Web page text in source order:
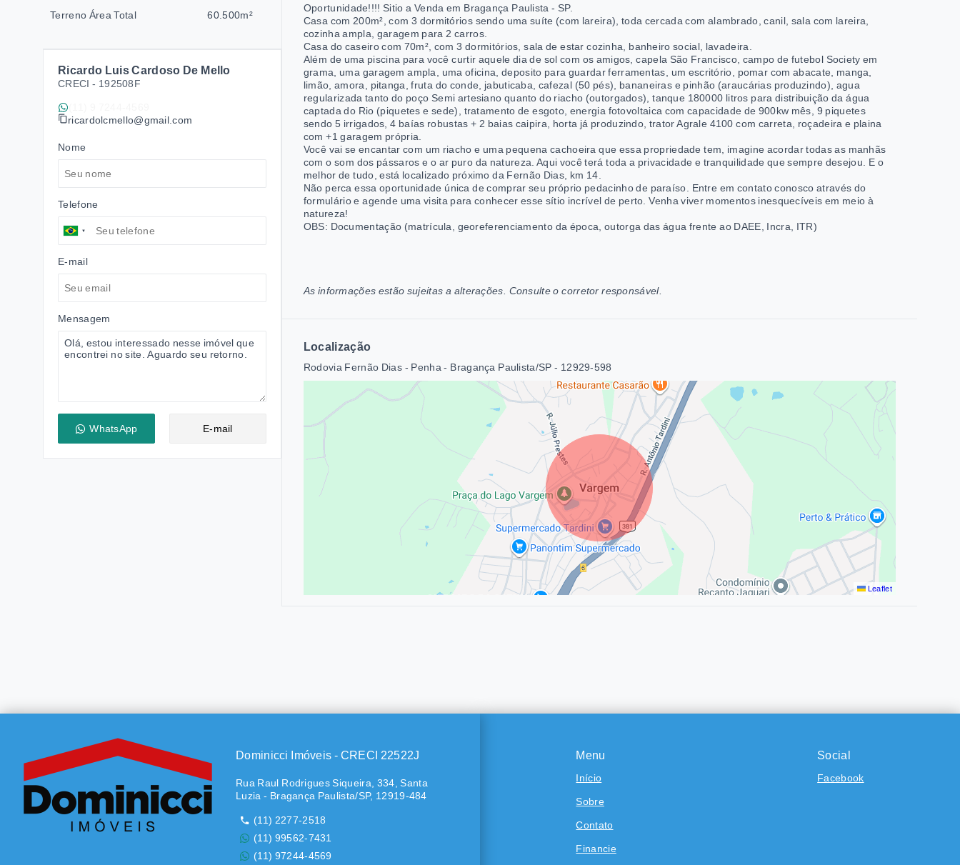
Oportunidade!!!! Sitio a Venda em Bragança Paulista - SP.
Casa com 200m², com 3 dormitórios sendo uma suíte (com lareira), toda cercada com alambrado, canil, sala com lareira,
cozinha ampla, garagem para 2 carros.
Casa do caseiro com 70m², com 3 dormitórios, sala de estar cozinha, banheiro social, lavadeira.
Além de uma piscina para você curtir aquele dia de sol com os amigos, capela São Francisco, campo de futebol Society em
grama, uma garagem ampla, uma oficina, deposito para guardar ferramentas, um escritório, pomar com abacate, manga,
limão, amora, pitanga, fruta do conde, jabuticaba, cafezal (50 pés), bananeiras e pinhão (araucárias produzindo), agua
regularizada tanto do poço Semi artesiano quanto do riacho (outorgados), tanque 180000 litros para distribuição da água
captada do Rio (piquetes e sede), tratamento de esgoto, energia fotovoltaica com capacidade de 900kw mês, 9 piquetes
sendo 5 irrigados, 4 baías robustas + 2 baias caipira, horta já produzindo, trator Agrale 4100 com carreta, roçadeira e plaina
com +1 garagem própria.
Você vai se encantar com um riacho e uma pequena cachoeira que essa propriedade tem, imagine acordar todas as manhãs
com o som dos pássaros e o ar puro da natureza. Aqui você terá toda a privacidade e tranquilidade que sempre desejou. E o
melhor de tudo, está localizado próximo da Fernão Dias, km 14.
Não perca essa oportunidade única de comprar seu próprio pedacinho de paraíso. Entre em contato conosco através do
formulário e agende uma visita para conhecer esse sítio incrível de perto. Venha viver momentos inesquecíveis em meio à
natureza!
OBS: Documentação (matrícula, georeferenciamento da época, outorga das água frente ao DAEE, Incra, ITR)
As informações estão sujeitas a alterações. Consulte o corretor responsável.
Localização
Rodovia Fernão Dias - Penha - Bragança Paulista/SP - 12929-598
Leaflet
Terreno Área Total 60.500m²
Ricardo Luis Cardoso De Mello
CRECI - 192508F
ricardolcmello@gmail.com
Nome
Telefone
E-mail
Mensagem
WhatsApp E-mail
Menu
Início
Sobre
Contato
Financie
Social
Facebook
Dominicci Imóveis - CRECI 22522J
Rua Raul Rodrigues Siqueira, 334, Santa
Luzia - Bragança Paulista/SP, 12919-484
(11) 2277-2518
(11) 99562-7431
(11) 97244-4569